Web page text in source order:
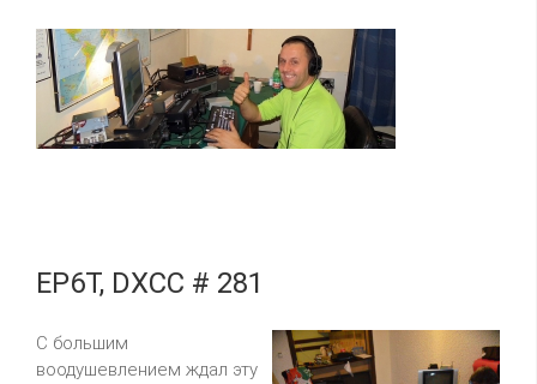
EP6T, DXCC # 281
С большим
воодушевлением ждал эту